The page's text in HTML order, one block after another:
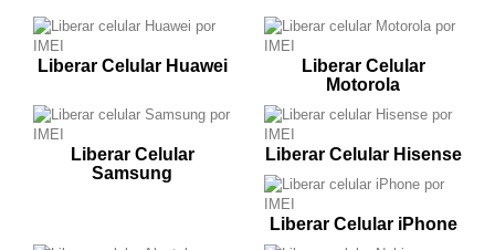
Liberar Celular Huawei
Liberar Celular
Motorola
Liberar Celular
Samsung
Liberar Celular Hisense
Liberar Celular iPhone